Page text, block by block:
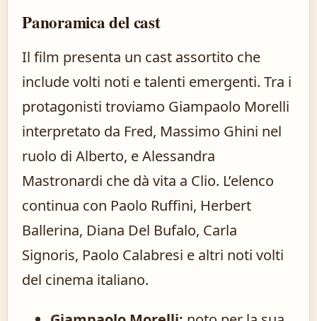
Panoramica del cast
Il film presenta un cast assortito che
include volti noti e talenti emergenti. Tra i
protagonisti troviamo Giampaolo Morelli
interpretato da Fred, Massimo Ghini nel
ruolo di Alberto, e Alessandra
Mastronardi che dà vita a Clio. L’elenco
continua con Paolo Ruffini, Herbert
Ballerina, Diana Del Bufalo, Carla
Signoris, Paolo Calabresi e altri noti volti
del cinema italiano.